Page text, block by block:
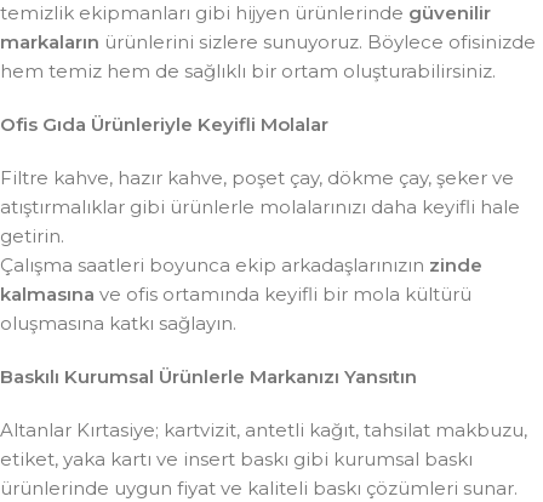
temizlik ekipmanları gibi hijyen ürünlerinde güvenilir
markaların ürünlerini sizlere sunuyoruz. Böylece ofisinizde
hem temiz hem de sağlıklı bir ortam oluşturabilirsiniz.
Ofis Gıda Ürünleriyle Keyifli Molalar
Filtre kahve, hazır kahve, poşet çay, dökme çay, şeker ve
atıştırmalıklar gibi ürünlerle molalarınızı daha keyifli hale
getirin.
Çalışma saatleri boyunca ekip arkadaşlarınızın zinde
kalmasına ve ofis ortamında keyifli bir mola kültürü
oluşmasına katkı sağlayın.
Baskılı Kurumsal Ürünlerle Markanızı Yansıtın
Altanlar Kırtasiye; kartvizit, antetli kağıt, tahsilat makbuzu,
etiket, yaka kartı ve insert baskı gibi kurumsal baskı
ürünlerinde uygun fiyat ve kaliteli baskı çözümleri sunar.